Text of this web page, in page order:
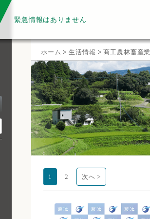
緊急情報はありません
ホーム >生活情報 >商工農林畜産業
1 2 次へ >